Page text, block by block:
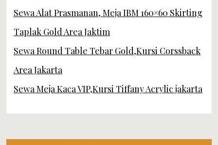
Sewa Alat Prasmanan, Meja IBM 160×60 Skirting
Taplak Gold Area Jaktim
Sewa Round Table Tebar Gold,Kursi Corssback
Area Jakarta
Sewa Meja Kaca VIP,Kursi Tiffany Acrylic jakarta